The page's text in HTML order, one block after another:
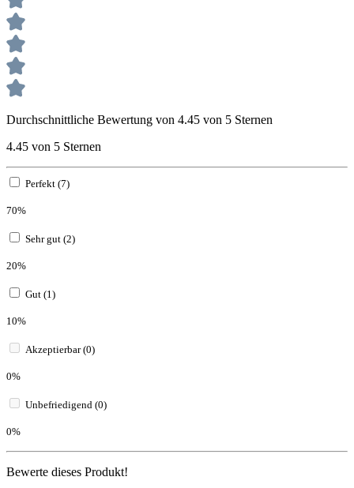
Durchschnittliche Bewertung von 4.45 von 5 Sternen
4.45 von 5 Sternen
Perfekt (7)
70%
Sehr gut (2)
20%
Gut (1)
10%
Akzeptierbar (0)
0%
Unbefriedigend (0)
0%
Bewerte dieses Produkt!